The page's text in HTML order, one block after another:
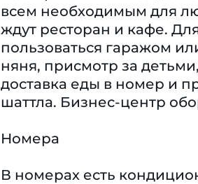
всем необходимым для
ждут ресторан и кафе.
пользоваться гаражом
няня, присмотр за
доставка еды в номер и
шаттла. Бизнес-центр
Номера
В номерах есть